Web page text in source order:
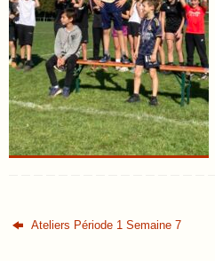
Ateliers Période 1 Semaine 7